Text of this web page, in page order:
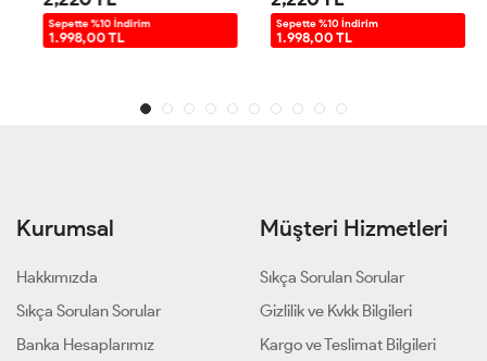
Sepette %10 İndirim
1.998,00 TL
Sepette %10 İndirim
1.998,00 TL
Kurumsal
Hakkımızda
Sıkça Sorulan Sorular
Banka Hesaplarımız
Müşteri Hizmetleri
Sıkça Sorulan Sorular
Gizlilik ve Kvkk Bilgileri
Kargo ve Teslimat Bilgileri